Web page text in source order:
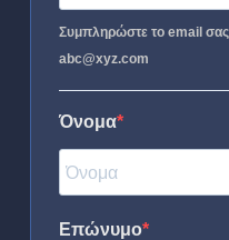
Συμπληρώστε το email σας
abc@xyz.com
Όνομα
Επώνυμο